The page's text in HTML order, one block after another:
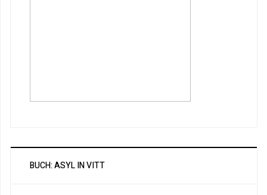
BUCH: ASYL IN VITT